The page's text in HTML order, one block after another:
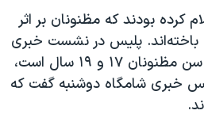
کرده بودند که مظنونان بر اثر
پلیس در نشست خبری
بعدازظهر اعلام کرده بود سن مظنونان ۱۷ و ۱۹ سال است،
خبری شامگاه دوشنبه گفت که